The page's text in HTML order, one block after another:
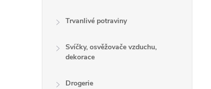
Trvanlivé potraviny
Svíčky, osvěžovače vzduchu,
dekorace
Drogerie